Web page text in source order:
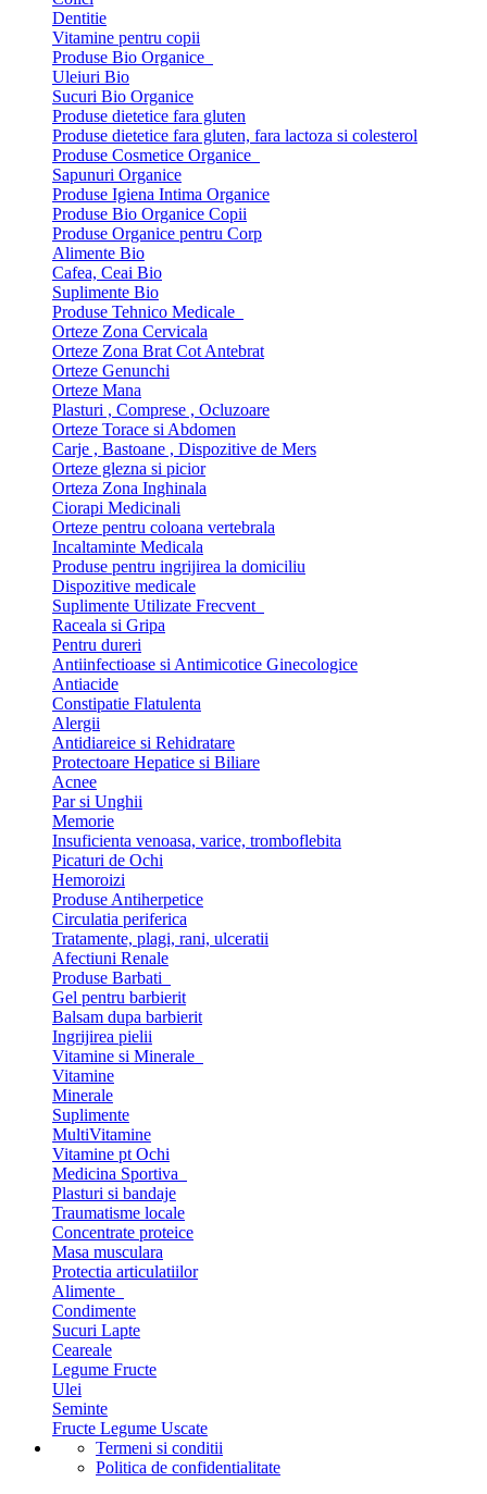
Dentitie
Vitamine pentru copii
Produse Bio Organice
Uleiuri Bio
Sucuri Bio Organice
Produse dietetice fara gluten
Produse dietetice fara gluten, fara lactoza si colesterol
Produse Cosmetice Organice
Sapunuri Organice
Produse Igiena Intima Organice
Produse Bio Organice Copii
Produse Organice pentru Corp
Alimente Bio
Cafea, Ceai Bio
Suplimente Bio
Produse Tehnico Medicale
Orteze Zona Cervicala
Orteze Zona Brat Cot Antebrat
Orteze Genunchi
Orteze Mana
Plasturi , Comprese , Ocluzoare
Orteze Torace si Abdomen
Carje , Bastoane , Dispozitive de Mers
Orteze glezna si picior
Orteza Zona Inghinala
Ciorapi Medicinali
Orteze pentru coloana vertebrala
Incaltaminte Medicala
Produse pentru ingrijirea la domiciliu
Dispozitive medicale
Suplimente Utilizate Frecvent
Raceala si Gripa
Pentru dureri
Antiinfectioase si Antimicotice Ginecologice
Antiacide
Constipatie Flatulenta
Alergii
Antidiareice si Rehidratare
Protectoare Hepatice si Biliare
Acnee
Par si Unghii
Memorie
Insuficienta venoasa, varice, tromboflebita
Picaturi de Ochi
Hemoroizi
Produse Antiherpetice
Circulatia periferica
Tratamente, plagi, rani, ulceratii
Afectiuni Renale
Produse Barbati
Gel pentru barbierit
Balsam dupa barbierit
Ingrijirea pielii
Vitamine si Minerale
Vitamine
Minerale
Suplimente
MultiVitamine
Vitamine pt Ochi
Medicina Sportiva
Plasturi si bandaje
Traumatisme locale
Concentrate proteice
Masa musculara
Protectia articulatiilor
Alimente
Condimente
Sucuri Lapte
Ceareale
Legume Fructe
Ulei
Seminte
Fructe Legume Uscate
Termeni si conditii
Politica de confidentialitate